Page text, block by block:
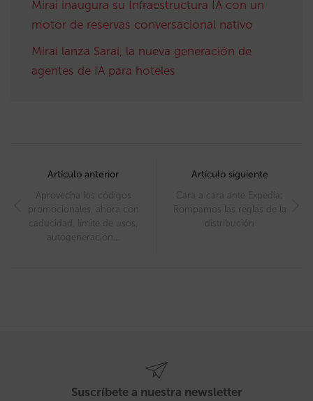
Mirai inaugura su Infraestructura IA con un
motor de reservas conversacional nativo
Mirai lanza Sarai, la nueva generación de
agentes de IA para hoteles
navigation
Artículo anterior
Aprovecha los códigos
promocionales, ahora con
caducidad, límite de usos,
autogeneración…
Artículo siguiente
Cara a cara ante Expedia:
Rompamos las reglas de la
distribución
Suscríbete a nuestra newsletter